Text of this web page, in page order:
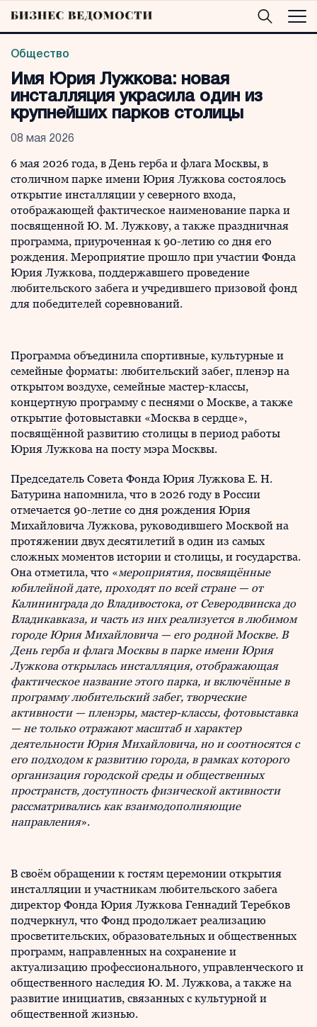
Общество
Имя Юрия Лужкова: новая
инсталляция украсила один из
крупнейших парков столицы
08 мая 2026
6 мая 2026 года, в День герба и флага Москвы, в
столичном парке имени Юрия Лужкова состоялось
открытие инсталляции у северного входа,
отображающей фактическое наименование парка и
посвященной Ю. М. Лужкову, а также праздничная
программа, приуроченная к 90-летию со дня его
рождения. Мероприятие прошло при участии Фонда
Юрия Лужкова, поддержавшего проведение
любительского забега и учредившего призовой фонд
для победителей соревнований.
Программа объединила спортивные, культурные и
семейные форматы: любительский забег, пленэр на
открытом воздухе, семейные мастер-классы,
концертную программу с песнями о Москве, а также
открытие фотовыставки «Москва в сердце»,
посвящённой развитию столицы в период работы
Юрия Лужкова на посту мэра Москвы.
Председатель Совета Фонда Юрия Лужкова Е. Н.
Батурина напомнила, что в 2026 году в России
отмечается 90-летие со дня рождения Юрия
Михайловича Лужкова, руководившего Москвой на
протяжении двух десятилетий в один из самых
сложных моментов истории и столицы, и государства.
Она отметила, что «мероприятия, посвящённые
юбилейной дате, проходят по всей стране — от
Калининграда до Владивостока, от Северодвинска до
Владикавказа, и часть из них реализуется в любимом
городе Юрия Михайловича — его родной Москве. В
День герба и флага Москвы в парке имени Юрия
Лужкова открылась инсталляция, отображающая
фактическое название этого парка, и включённые в
программу любительский забег, творческие
активности — пленэры, мастер-классы, фотовыставка
— не только отражают масштаб и характер
деятельности Юрия Михайловича, но и соотносятся с
его подходом к развитию города, в рамках которого
организация городской среды и общественных
пространств, доступность физической активности
рассматривались как взаимодополняющие
направления».
В своём обращении к гостям церемонии открытия
инсталляции и участникам любительского забега
директор Фонда Юрия Лужкова Геннадий Теребков
подчеркнул, что Фонд продолжает реализацию
просветительских, образовательных и общественных
программ, направленных на сохранение и
актуализацию профессионального, управленческого и
общественного наследия Ю. М. Лужкова, а также на
развитие инициатив, связанных с культурной и
общественной жизнью.